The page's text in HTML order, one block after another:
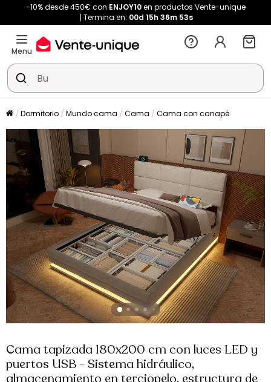
-10% desde 450€ con ENJOY10en productos Vente-unique
Termina en: 00d 15h 36m 53s
Menu
Dormitorio Mundo cama Cama Cama con canapé
Cama tapizada 180x200 cm con luces LED y
puertos USB - Sistema hidráulico,
almacenamiento en terciopelo, estructura de